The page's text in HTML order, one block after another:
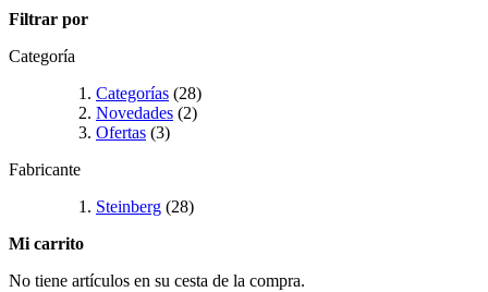
Filtrar por
Categoría
Categorías (28)
Novedades (2)
Ofertas (3)
Fabricante
Steinberg (28)
Mi carrito
No tiene artículos en su cesta de la compra.